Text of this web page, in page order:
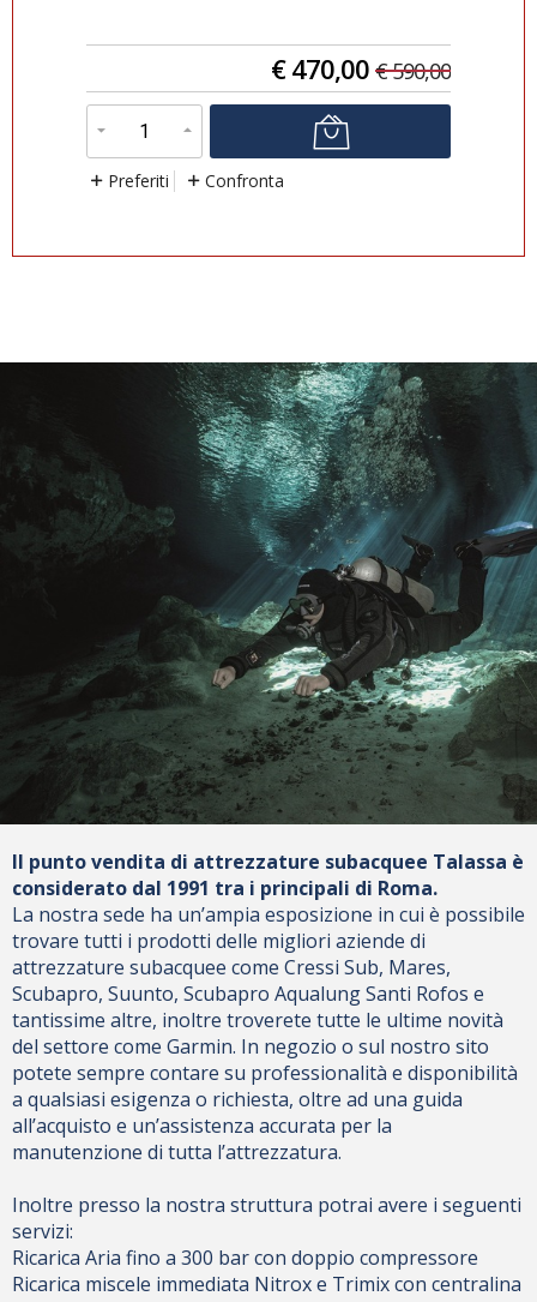
€ 470,00 €590,00
Preferiti Confronta
Il punto vendita di attrezzature subacquee Talassa è
considerato dal 1991 tra i principali di Roma.
La nostra sede ha un’ampia esposizione in cui è possibile
trovare tutti i prodotti delle migliori aziende di
attrezzature subacquee come Cressi Sub, Mares,
Scubapro, Suunto, Scubapro Aqualung Santi Rofos e
tantissime altre, inoltre troverete tutte le ultime novità
del settore come Garmin. In negozio o sul nostro sito
potete sempre contare su professionalità e disponibilità
a qualsiasi esigenza o richiesta, oltre ad una guida
all’acquisto e un’assistenza accurata per la
manutenzione di tutta l’attrezzatura.
Inoltre presso la nostra struttura potrai avere i seguenti
servizi:
Ricarica Aria fino a 300 bar con doppio compressore
Ricarica miscele immediata Nitrox e Trimix con centralina